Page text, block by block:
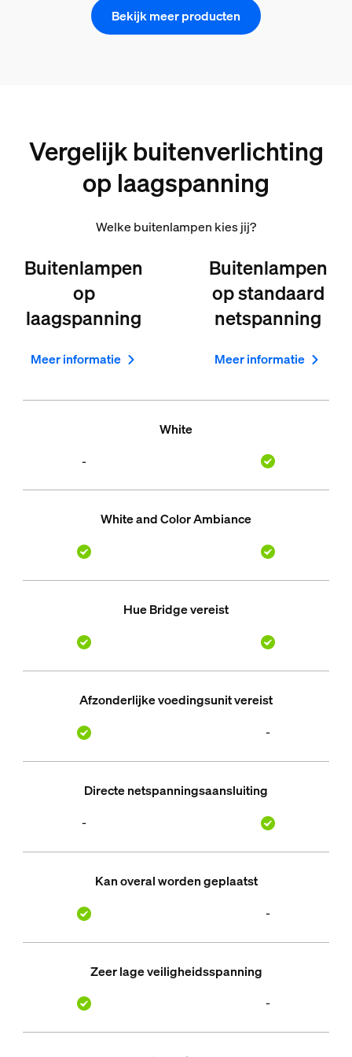
Bekijk meer producten
Vergelijk buitenverlichting
op laagspanning
Welke buitenlampen kies jij?
Buitenlampen
op
laagspanning
Meer informatie
Buitenlampen
op standaard
netspanning
Meer informatie
-
White
White and Color Ambiance
Hue Bridge vereist
Afzonderlijke voedingsunit vereist
-
-
Directe netspanningsaansluiting
Kan overal worden geplaatst
-
Zeer lage veiligheidsspanning
-